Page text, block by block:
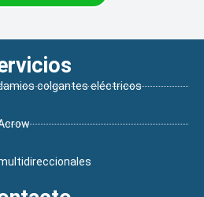
colgantes eléctricos